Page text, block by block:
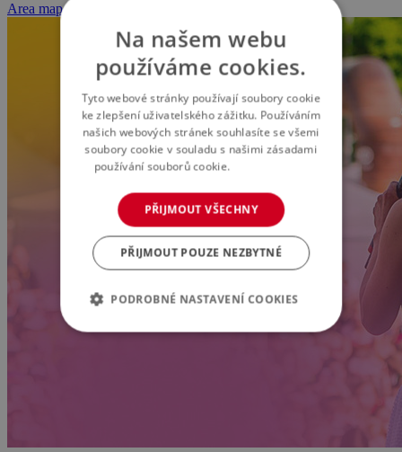
Area map
Na našem webu
používáme cookies.
Tyto webové stránky používají soubory cookie
ke zlepšení uživatelského zážitku. Používáním
našich webových stránek souhlasíte se všemi
soubory cookie v souladu s našimi zásadami
používání souborů cookie.
PŘIJMOUT VŠECHNY
PŘIJMOUT POUZE NEZBYTNÉ
PODROBNÉ NASTAVENÍ COOKIES